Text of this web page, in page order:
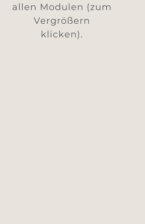
allen Modulen (zum
Vergrößern
klicken).